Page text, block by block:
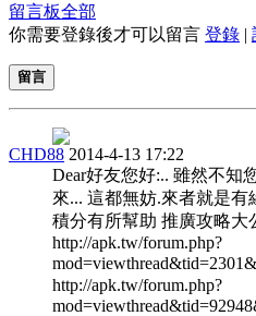
留言板全部
你需要登錄後才可以留言 登錄 |
留言
CHD88 2014-4-13 17:22
Dear好友您好:.. 雖然不知
來... 這都無妨.來者就是
積分有所幫助 推廣攻略大
http://apk.tw/forum.php?
http://apk.tw/forum.php?